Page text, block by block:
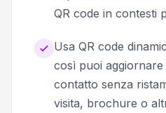
QR code in contesti
Usa QR code
così puoi
contatto senza
visita, brochure o